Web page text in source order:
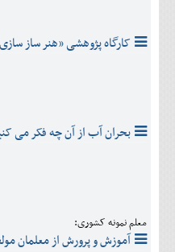
کارگاه پژوهشی «هنر ساز
بحران آب از آن چه فکر می
معلم نمونه کشوری:
آموزش و پرورش از معلمان